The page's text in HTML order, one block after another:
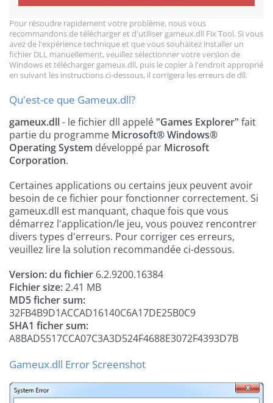
Pour résoudre rapidement votre problème, nous vous
recommandons de télécharger et d'utiliser gameux.dll Fix Tool. Si vous
avez de l'expérience technique et que vous souhaitez installer un
fichier DLL manuellement, veuillez sélectionner votre version de
Windows et télécharger gameux.dll, puis le copier à l'endroit approprié
en suivant les instructions ci-dessous, il corrigera les erreurs de dll.
Qu'est-ce que Gameux.dll?
gameux.dll- le fichier dll appelé "Games Explorer" fait
partie du programme Microsoft® Windows®
Operating System développé par Microsoft
Corporation.
Certaines applications ou certains jeux peuvent avoir
besoin de ce fichier pour fonctionner correctement. Si
gameux.dll est manquant, chaque fois que vous
démarrez l'application/le jeu, vous pouvez rencontrer
divers types d'erreurs. Pour corriger ces erreurs,
veuillez lire la solution recommandée ci-dessous.
Version: du fichier 6.2.9200.16384
Fichier size:2.41 MB
MD5 ficher sum:
32FB4B9D1ACCAD16140C6A17DE25B0C9
SHA1 ficher sum:
A8BAD5517CCA07C3A3D524F4688E3072F4393D7B
Gameux.dll Error Screenshot